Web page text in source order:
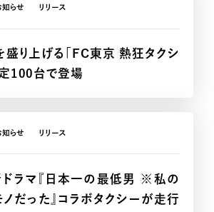
知らせ リリース
盛り上げる「FC東京 熱狂タクシ
100台で登場
知らせ リリース
ドラマ『日本一の最低男 ※私の
だった』コラボタクシーが走行